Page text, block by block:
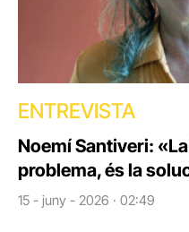
ENTREVISTA
Noemí Santiveri:
problema, és la
15 - juny - 2026 · 02:49